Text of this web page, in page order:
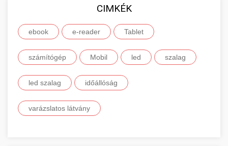
CIMKÉK
ebook e-reader Tablet
számítógép Mobil led szalag
led szalag időállóság
varázslatos látvány